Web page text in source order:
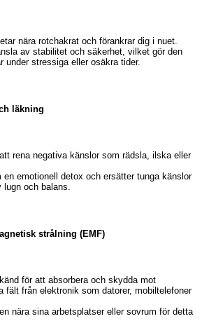
nära rotchakrat och förankrar dig i nuet.
av stabilitet och säkerhet, vilket gör den
under stressiga eller osäkra tider.
läkning
rena negativa känslor som rädsla, ilska eller
en emotionell detox och ersätter tunga känslor
och balans.
strålning (EMF)
för att absorbera och skydda mot
fält från elektronik som datorer, mobiltelefoner
nära sina arbetsplatser eller sovrum för detta